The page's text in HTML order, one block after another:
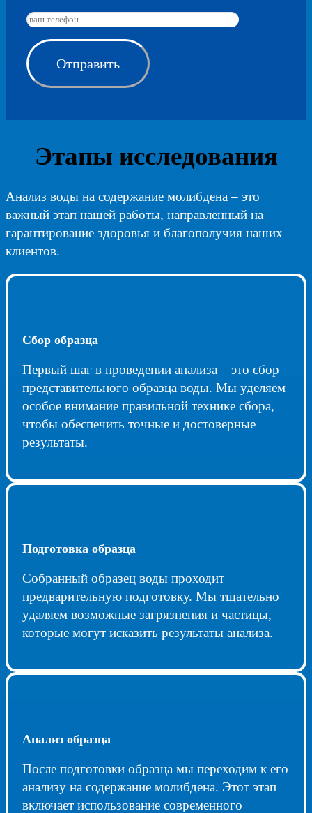
Этапы исследования
Анализ воды на содержание молибдена – это
важный этап нашей работы, направленный на
гарантирование здоровья и благополучия наших
клиентов.
Сбор образца
Первый шаг в проведении анализа – это сбор
представительного образца воды. Мы уделяем
особое внимание правильной технике сбора,
чтобы обеспечить точные и достоверные
результаты.
Подготовка образца
Собранный образец воды проходит
предварительную подготовку. Мы тщательно
удаляем возможные загрязнения и частицы,
которые могут исказить результаты анализа.
Анализ образца
После подготовки образца мы переходим к его
анализу на содержание молибдена. Этот этап
включает использование современного